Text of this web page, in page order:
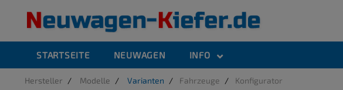
STARTSEITE NEUWAGEN INFO
Hersteller Modelle Varianten Fahrzeuge Konfigurator